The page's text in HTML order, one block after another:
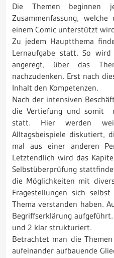
Die Themen beginnen
Zusammenfassung,
einem Comic unterstützt
Zu jedem Hauptthema
Lernaufgabe statt. So
angeregt, über das
nachzudenken. Erst nach
Inhalt den Kompetenzen.
Nach der intensiven
die Vertiefung und somit
statt. Hier werden
Alltagsbeispiele diskutiert,
mal aus einer anderen
Letztendlich wird das
Selbstüberprüfung
die Möglichkeiten mit
Fragestellungen sich
Thema verstanden haben.
Begriffserklärung
und 2 klar strukturiert.
Betrachtet man die
aufeinander aufbauende